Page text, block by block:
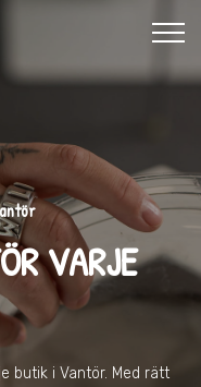
VARJE
butik i Vantör. Med rätt